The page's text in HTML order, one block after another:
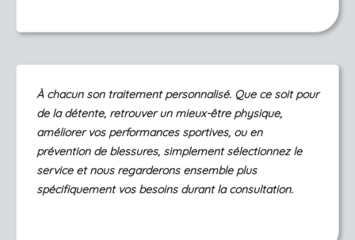
À chacun son traitement personnalisé. Que ce soit pour
de la détente, retrouver un mieux-être physique,
améliorer vos performances sportives, ou en
prévention de blessures, simplement sélectionnez le
service et nous regarderons ensemble plus
spécifiquement vos besoins durant la consultation.